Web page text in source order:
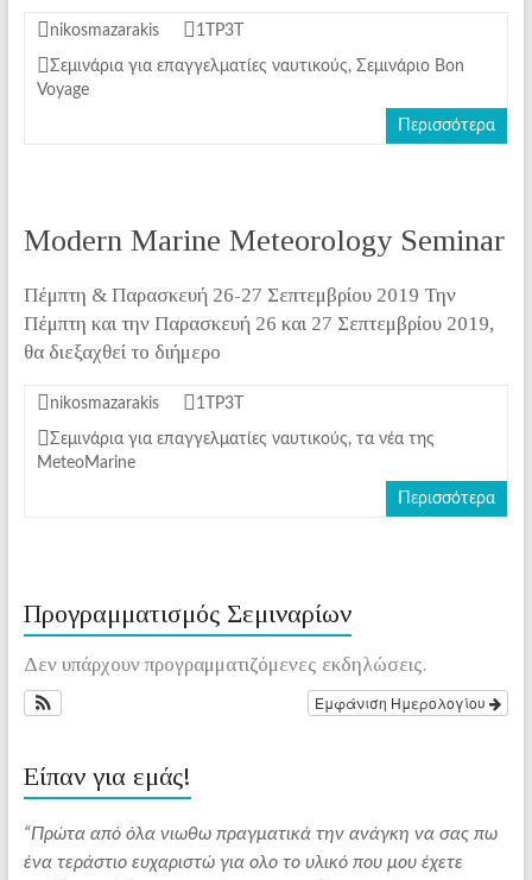
nikosmazarakis 1ΤΡ3Τ
Σεμινάρια για επαγγελματίες ναυτικούς, Σεμινάριο Bon
Voyage
Περισσότερα
Modern Marine Meteorology Seminar
Πέμπτη & Παρασκευή 26-27 Σεπτεμβρίου 2019 Την
Πέμπτη και την Παρασκευή 26 και 27 Σεπτεμβρίου 2019,
θα διεξαχθεί το διήμερο
nikosmazarakis 1ΤΡ3Τ
Σεμινάρια για επαγγελματίες ναυτικούς, τα νέα της
MeteoMarine
Περισσότερα
Προγραμματισμός Σεμιναρίων
Δεν υπάρχουν προγραμματιζόμενες εκδηλώσεις.
Εμφάνιση Ημερολογίου
Είπαν για εμάς!
“Πρώτα από όλα νιωθω πραγματικά την ανάγκη να σας πω
ένα τεράστιο ευχαριστώ για ολο το υλικό που μου έχετε